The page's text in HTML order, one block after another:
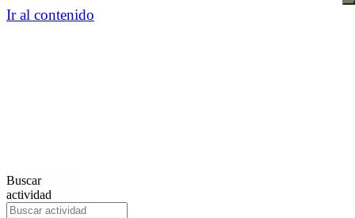
Ir al contenido
Buscar
actividad